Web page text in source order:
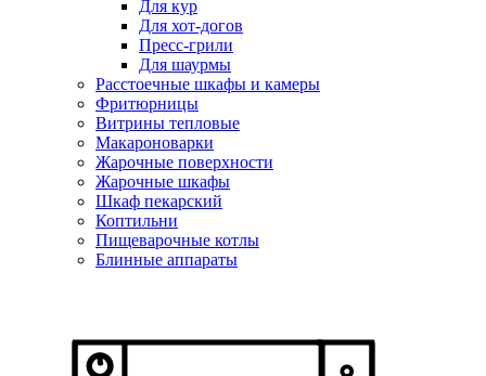
Для кур
Для хот-догов
Пресс-грили
Для шаурмы
Расстоечные шкафы и камеры
Фритюрницы
Витрины тепловые
Макароноварки
Жарочные поверхности
Жарочные шкафы
Шкаф пекарский
Коптильни
Пищеварочные котлы
Блинные аппараты